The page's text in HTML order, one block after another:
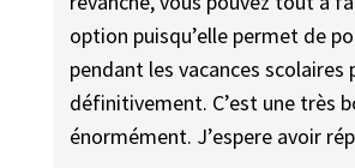
option puisqu’elle permet de
pendant les vacances
définitivement. C’est une très
énormément. J’espere avoir